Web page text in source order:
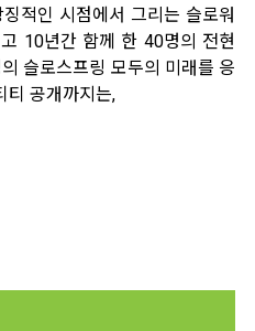
적인 시점에서 그리는 슬로워
10년간 함께 한 40명의 전현
슬로스프링 모두의 미래를 응
티 공개까지는,